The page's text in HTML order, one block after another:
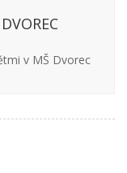
v MŠ Dvorec